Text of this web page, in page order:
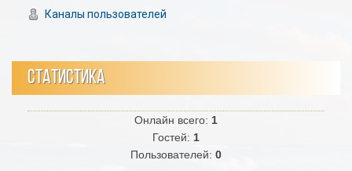
Каналы пользователей
СТАТИСТИКА
Онлайн всего: 1
Гостей: 1
Пользователей: 0